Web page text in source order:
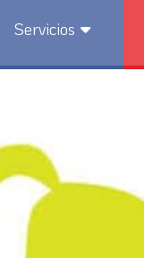
Servicios